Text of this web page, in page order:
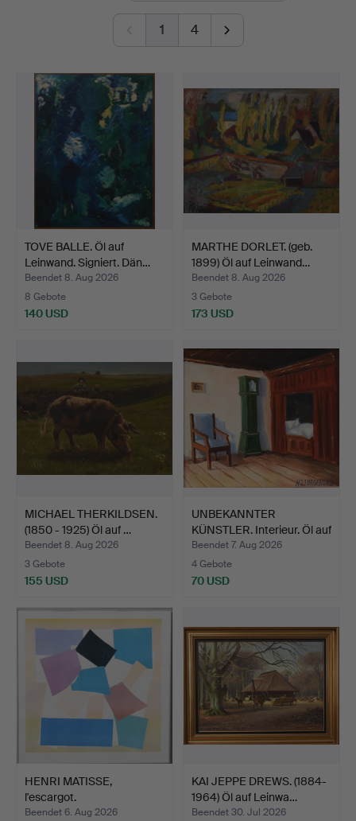
1 4
TOVE BALLE. Öl auf
Leinwand. Signiert. Dän…
Beendet 8. Aug 2026
8 Gebote
140 USD
MARTHE DORLET. (geb.
1899) Öl auf Leinwand…
Beendet 8. Aug 2026
3 Gebote
173 USD
MICHAEL THERKILDSEN.
(1850 - 1925) Öl auf …
Beendet 8. Aug 2026
3 Gebote
155 USD
UNBEKANNTER
KÜNSTLER. Interieur. Öl auf
Pl…
Beendet 7. Aug 2026
4 Gebote
70 USD
HENRI MATISSE,
l'escargot.
Ausstellungspla…
Beendet 6. Aug 2026
KAI JEPPE DREWS. (1884-
1964) Öl auf Leinwa…
Beendet 30. Jul 2026